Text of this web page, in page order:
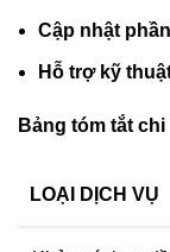
Cập nhật
Hỗ trợ kỹ
Bảng tóm tắt
LOẠI DỊCH VỤ